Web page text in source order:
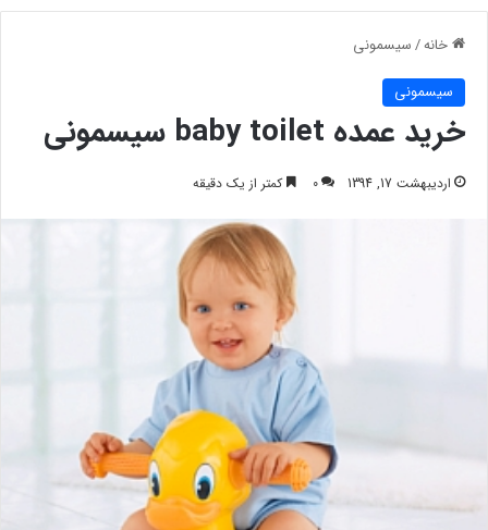
خانه/سیسمونی
سیسمونی
خرید عمده baby toilet سیسمونی
اردیبهشت 17, 1394 0 کمتر از یک دقیقه